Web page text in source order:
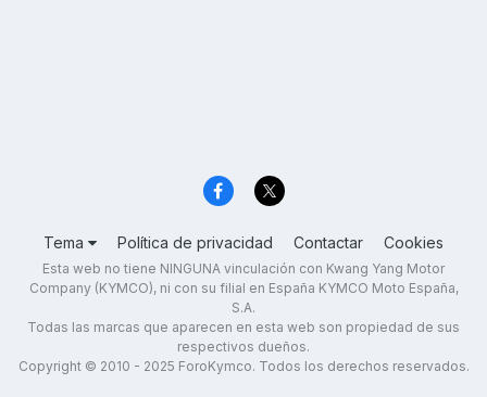
Tema Política de privacidad Contactar Cookies
Esta web no tiene NINGUNA vinculación con Kwang Yang Motor
Company (KYMCO), ni con su filial en España KYMCO Moto España,
S.A.
Todas las marcas que aparecen en esta web son propiedad de sus
respectivos dueños.
Copyright © 2010 - 2025 ForoKymco. Todos los derechos reservados.